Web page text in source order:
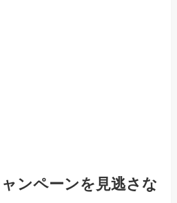
ンペーンを見逃さな